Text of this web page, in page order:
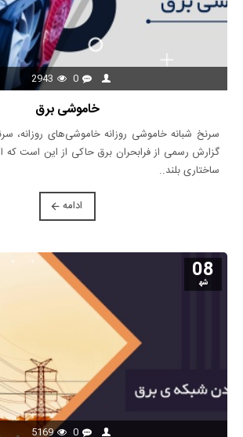
0
2943
خاموشی برق
سرنخ شبانه خاموشی روزانه خاموشی‌های روزانه،
گزارش رسمی از فرابحران برق حاکی از این است که
ساختاری بلند..
ادامه
08
شه‍
0
5169